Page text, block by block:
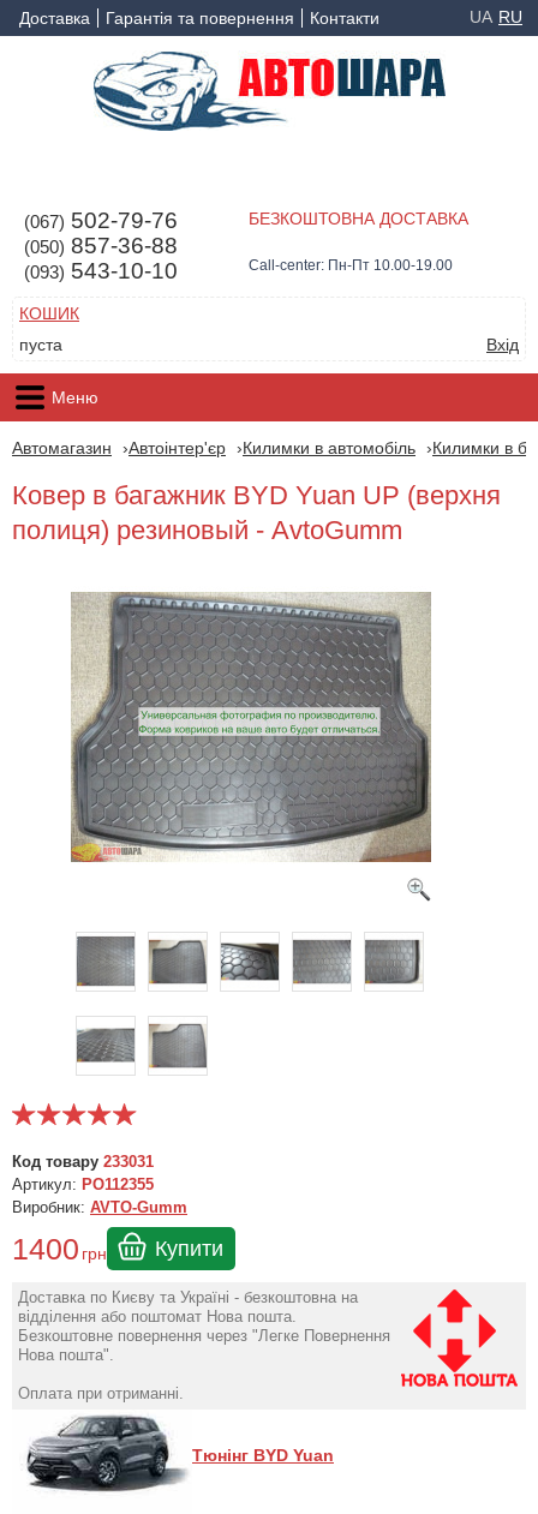
Доставка Гарантія та повернення Контакти UA RU
(067) 502-79-76
(050) 857-36-88
(093) 543-10-10
БЕЗКОШТОВНА ДОСТАВКА
Call-center: Пн-Пт 10.00-19.00
КОШИК
пуста
Вхід
Меню
Автомагазин Автоінтер'єр Килимки в автомобіль Килимки в
Ковер в багажник BYD Yuan UP (верхня
полиця) резиновый - AvtoGumm
Код товару 233031
Артикул: PO112355
Виробник: AVTO-Gumm
1400 грн Купити
Доставка по Києву та Україні - безкоштовна на
відділення або поштомат Нова пошта.
Безкоштовне повернення через "Легке Повернення
Нова пошта".
Оплата при отриманні.
Тюнінг BYD Yuan